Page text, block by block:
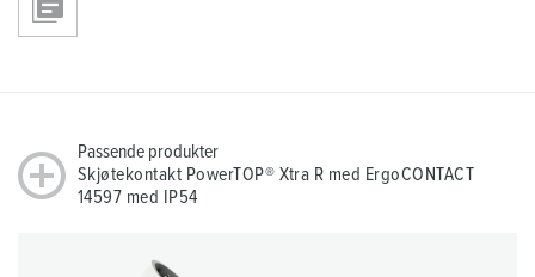
Passende produkter
Skjøtekontakt PowerTOP® Xtra R med ErgoCONTACT
14597 med IP54